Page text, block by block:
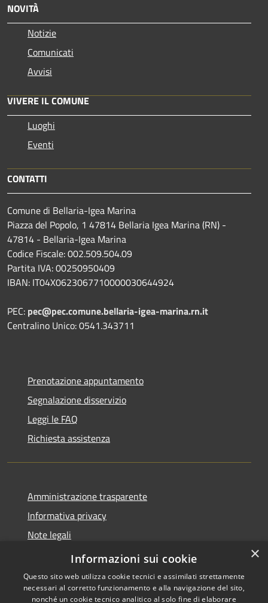
NOVITÀ
Notizie
Comunicati
Avvisi
VIVERE IL COMUNE
Luoghi
Eventi
CONTATTI
Comune di Bellaria-Igea Marina
Piazza del Popolo, 1 47814 Bellaria Igea Marina (RN) -
47814 - Bellaria-Igea Marina
Codice Fiscale: 002.509.504.09
Partita IVA: 00250950409
IBAN: IT04X0623067710000030644924
PEC: pec@pec.comune.bellaria-igea-marina.rn.it
Centralino Unico: 0541.343711
Prenotazione appuntamento
Segnalazione disservizio
Leggi le FAQ
Richiesta assistenza
Amministrazione trasparente
Informativa privacy
Note legali
Dichiarazione di accessibilità
×
Informazioni sui cookie
Questo sito web utilizza cookie tecnici e assimilati strettamente
necessari al corretto funzionamento e alla navigazione del sito,
nonché un cookie tecnico analitico al solo fine di elaborare